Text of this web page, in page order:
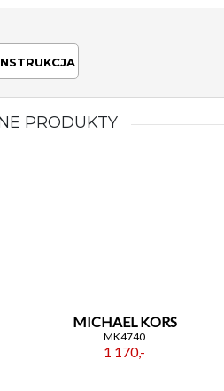
PRODUKTY
MICHAEL KORS
MK4740
1 170,-